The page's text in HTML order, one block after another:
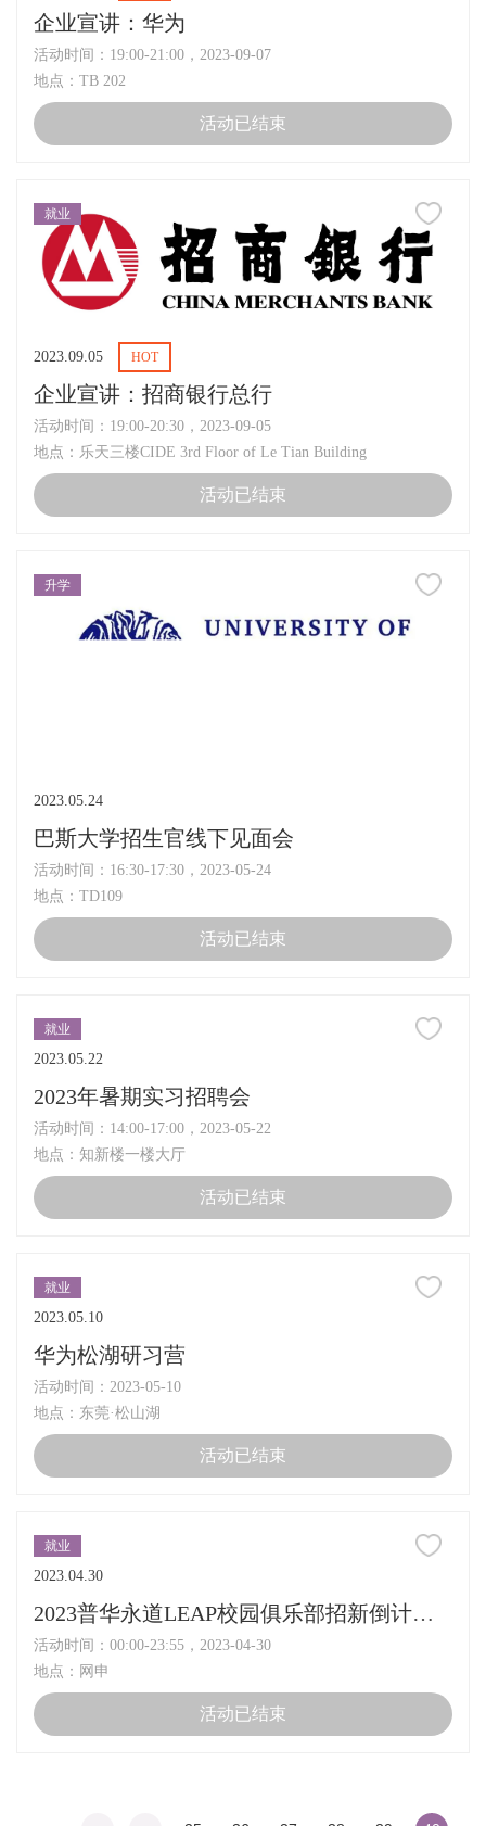
企业宣讲：华为
活动时间：19:00-21:00，2023-09-07
地点：TB 202
活动已结束
就业
2023.09.05 HOT
企业宣讲：招商银行总行
活动时间：19:00-20:30，2023-09-05
地点：乐天三楼CIDE 3rd Floor of Le Tian Building
活动已结束
升学
2023.05.24
巴斯大学招生官线下见面会
活动时间：16:30-17:30，2023-05-24
地点：TD109
活动已结束
就业
2023.05.22
2023年暑期实习招聘会
活动时间：14:00-17:00，2023-05-22
地点：知新楼一楼大厅
活动已结束
就业
2023.05.10
华为松湖研习营
活动时间：2023-05-10
地点：东莞·松山湖
活动已结束
就业
2023.04.30
2023普华永道LEAP校园俱乐部招新倒计时3天
活动时间：00:00-23:55，2023-04-30
地点：网申
活动已结束